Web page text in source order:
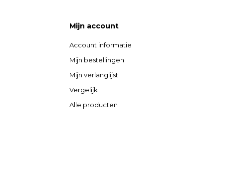
Mijn account
Account informatie
Mijn bestellingen
Mijn verlanglijst
Vergelijk
Alle producten